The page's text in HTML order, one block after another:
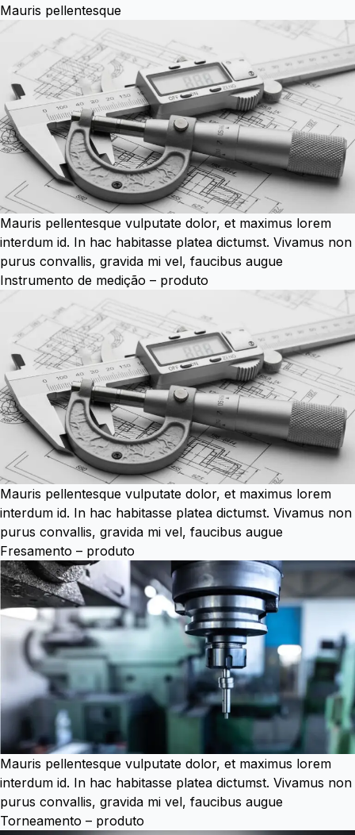
Mauris pellentesque
Mauris pellentesque vulputate dolor, et maximus lorem
interdum id. In hac habitasse platea dictumst. Vivamus non
purus convallis, gravida mi vel, faucibus augue
Instrumento de medição – produto
Mauris pellentesque vulputate dolor, et maximus lorem
interdum id. In hac habitasse platea dictumst. Vivamus non
purus convallis, gravida mi vel, faucibus augue
Fresamento – produto
Mauris pellentesque vulputate dolor, et maximus lorem
interdum id. In hac habitasse platea dictumst. Vivamus non
purus convallis, gravida mi vel, faucibus augue
Torneamento – produto